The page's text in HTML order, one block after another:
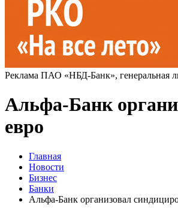
Реклама ПАО «НБД-Банк», генеральная
Альфа-Банк
евро
Главная
Новости
Бизнес
Банки
Альфа-Банк организовал